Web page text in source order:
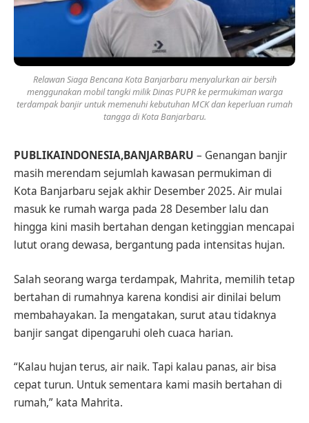
Relawan Siaga Bencana Kota Banjarbaru menyalurkan air bersih
menggunakan mobil tangki milik Dinas PUPR ke permukiman warga
terdampak banjir untuk memenuhi kebutuhan MCK dan keperluan rumah
tangga di Kota Banjarbaru.
PUBLIKAINDONESIA,BANJARBARU – Genangan banjir
masih merendam sejumlah kawasan permukiman di
Kota Banjarbaru sejak akhir Desember 2025. Air mulai
masuk ke rumah warga pada 28 Desember lalu dan
hingga kini masih bertahan dengan ketinggian mencapai
lutut orang dewasa, bergantung pada intensitas hujan.
Salah seorang warga terdampak, Mahrita, memilih tetap
bertahan di rumahnya karena kondisi air dinilai belum
membahayakan. Ia mengatakan, surut atau tidaknya
banjir sangat dipengaruhi oleh cuaca harian.
“Kalau hujan terus, air naik. Tapi kalau panas, air bisa
cepat turun. Untuk sementara kami masih bertahan di
rumah,” kata Mahrita.